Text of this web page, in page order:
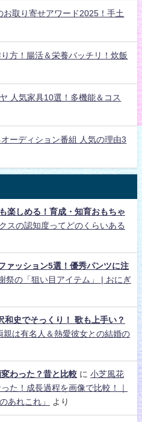
お取り寄せアワード2025！手土
方！腸活＆栄養バッチリ！炊飯
人気家具10選！多機能＆コス
ーディション番組 人気の理由3
楽しめる！育成・知育おもちゃ
スの認知度ってどのくらいある
ァッション5選！優秀パンツに注
祭の「狙い目アイテム」 | おにぎ
史でそっくり！ 歌も上手い？
は有名人＆熱愛彼女との結婚の
わった？昔と比較 に 小芝風花
た！成長過程を画像で比較！｜
あれこれ」
より